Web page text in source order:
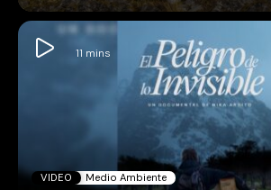
VIDEO Medio Ambiente